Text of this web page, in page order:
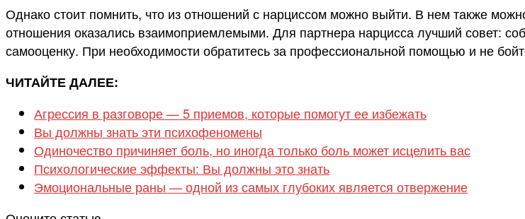
Однако стоит помнить, что из отношений с нарциссом можно выйти. В нем также
отношения оказались взаимоприемлемыми. Для партнера нарцисса лучший совет:
самооценку. При необходимости обратитесь за профессиональной помощью и не
ЧИТАЙТЕ ДАЛЕЕ:
Агрессия в разговоре — 5 приемов, которые помогут ее избежать
Вы должны знать эти психофеномены
Одиночество причиняет боль, но иногда только боль может исцелить вас
Психологические эффекты: Вы должны это знать
Эмоциональные раны — одной из самых глубоких является отвержение